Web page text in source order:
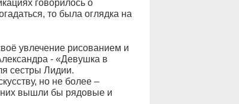
говорилось о
то была оглядка на
увлечение рисованием и
- «Девушка в
сестры Лидии.
но не более –
них вышли бы рядовые и